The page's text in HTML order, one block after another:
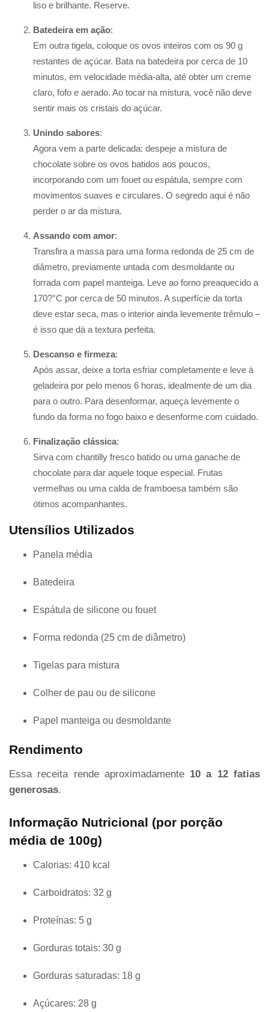
liso e brilhante. Reserve.
Batedeira em ação:
Em outra tigela, coloque os ovos inteiros com os 90 g
restantes de açúcar. Bata na batedeira por cerca de 10
minutos, em velocidade média-alta, até obter um creme
claro, fofo e aerado. Ao tocar na mistura, você não deve
sentir mais os cristais do açúcar.
Unindo sabores:
Agora vem a parte delicada: despeje a mistura de
chocolate sobre os ovos batidos aos poucos,
incorporando com um fouet ou espátula, sempre com
movimentos suaves e circulares. O segredo aqui é não
perder o ar da mistura.
Assando com amor:
Transfira a massa para uma forma redonda de 25 cm de
diâmetro, previamente untada com desmoldante ou
forrada com papel manteiga. Leve ao forno preaquecido a
170?°C por cerca de 50 minutos. A superfície da torta
deve estar seca, mas o interior ainda levemente trêmulo –
é isso que dá a textura perfeita.
Descanso e firmeza:
Após assar, deixe a torta esfriar completamente e leve à
geladeira por pelo menos 6 horas, idealmente de um dia
para o outro. Para desenformar, aqueça levemente o
fundo da forma no fogo baixo e desenforme com cuidado.
Finalização clássica:
Sirva com chantilly fresco batido ou uma ganache de
chocolate para dar aquele toque especial. Frutas
vermelhas ou uma calda de framboesa também são
ótimos acompanhantes.
Utensílios Utilizados
Panela média
Batedeira
Espátula de silicone ou fouet
Forma redonda (25 cm de diâmetro)
Tigelas para mistura
Colher de pau ou de silicone
Papel manteiga ou desmoldante
Rendimento
Essa receita rende aproximadamente 10 a 12 fatias
generosas.
Informação Nutricional (por porção
média de 100g)
Calorias: 410 kcal
Carboidratos: 32 g
Proteínas: 5 g
Gorduras totais: 30 g
Gorduras saturadas: 18 g
Açúcares: 28 g